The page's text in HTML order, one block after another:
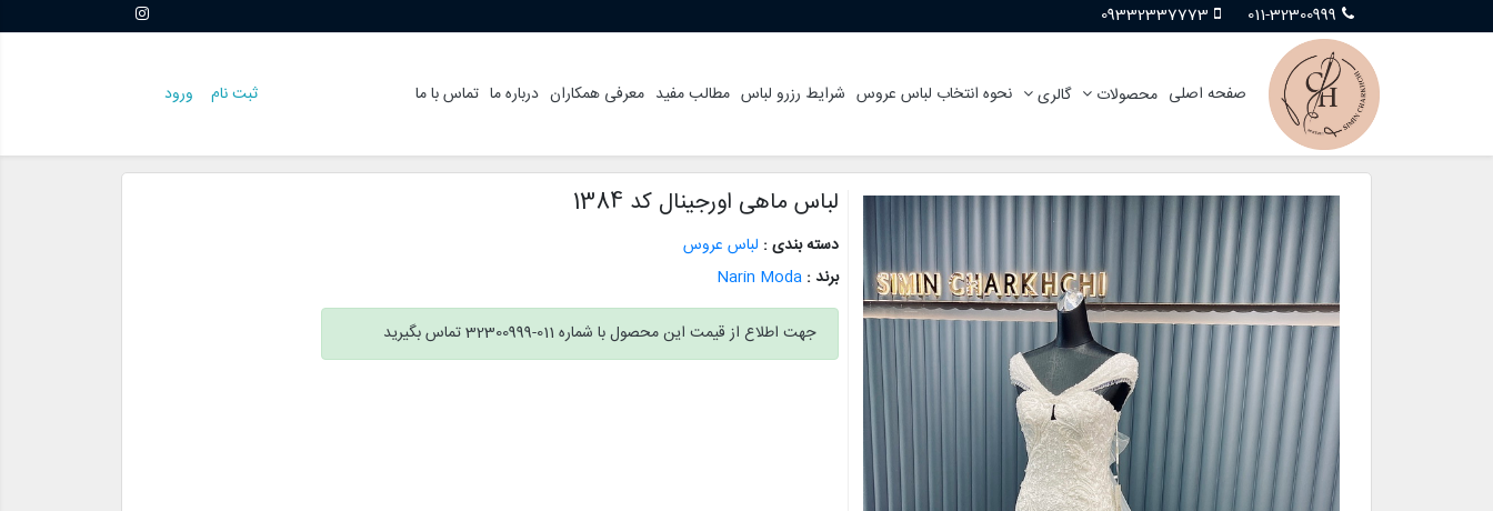
011-32300999
09332337773
ثبت نام ورود صفحه اصلی محصولات گالری نحوه انتخاب لباس عروس شرایط رزرو لباس مطالب مفید معرفی همکاران درباره ما تماس با ما
لباس ماهی اورجینال کد 1384
دسته بندی : لباس عروس
برند : Narin Moda
جهت اطلاع از قیمت این محصول با شماره 011-32300999 تماس بگیرید